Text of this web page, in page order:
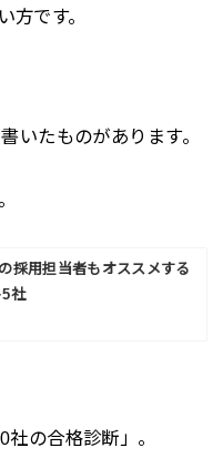
方です。
いたものがあります。
採用担当者もオススメする
社
の合格診断」。